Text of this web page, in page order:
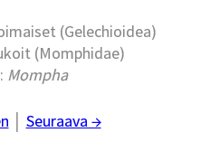
(Gelechioidea)
(Momphidae)
: Mompha
Seuraava →